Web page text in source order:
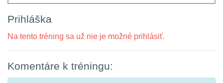
Prihláška
Na tento tréning sa už nie je možné prihlásiť.
Komentáre k tréningu: